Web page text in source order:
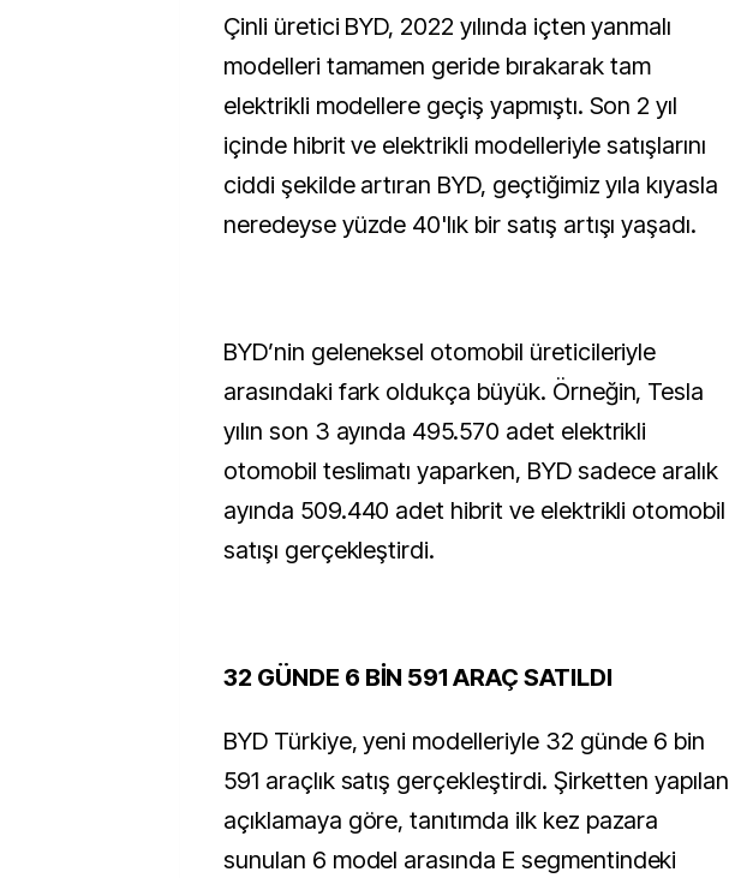
Çinli üretici BYD, 2022 yılında içten yanmalı
modelleri tamamen geride bırakarak tam
elektrikli modellere geçiş yapmıştı. Son 2 yıl
içinde hibrit ve elektrikli modelleriyle satışlarını
ciddi şekilde artıran BYD, geçtiğimiz yıla kıyasla
neredeyse yüzde 40'lık bir satış artışı yaşadı.
BYD’nin geleneksel otomobil üreticileriyle
arasındaki fark oldukça büyük. Örneğin, Tesla
yılın son 3 ayında 495.570 adet elektrikli
otomobil teslimatı yaparken, BYD sadece aralık
ayında 509.440 adet hibrit ve elektrikli otomobil
satışı gerçekleştirdi.
32 GÜNDE 6 BİN 591 ARAÇ SATILDI
BYD Türkiye, yeni modelleriyle 32 günde 6 bin
591 araçlık satış gerçekleştirdi. Şirketten yapılan
açıklamaya göre, tanıtımda ilk kez pazara
sunulan 6 model arasında E segmentindeki